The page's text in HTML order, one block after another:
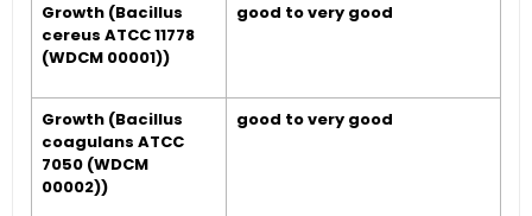
Growth (Bacillus
cereus ATCC 11778
(WDCM 00001))
good to very good
Growth (Bacillus
coagulans ATCC
7050 (WDCM
00002))
good to very good